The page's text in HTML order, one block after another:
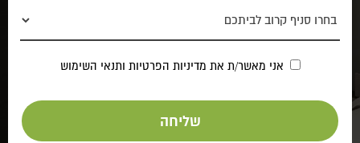
אני מאשר/ת את מדיניות הפרטיות ותנאי השימוש